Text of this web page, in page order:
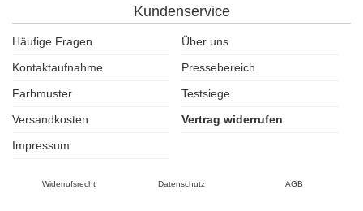
Kundenservice
Häufige Fragen
Über uns
Kontaktaufnahme
Pressebereich
Farbmuster
Testsiege
Versandkosten
Vertrag widerrufen
Impressum
Widerrufsrecht Datenschutz AGB